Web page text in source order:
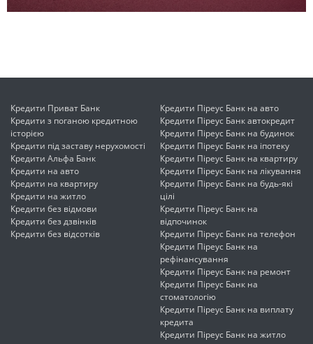
Кредити Приват Банк
Кредити з поганою кредитною
історією
Кредити під заставу нерухомості
Кредити Альфа Банк
Кредити на авто
Кредити на квартиру
Кредити на житло
Кредити без відмови
Кредити без дзвінків
Кредити без відсотків
Кредити Піреус Банк на авто
Кредити Піреус Банк автокредит
Кредити Піреус Банк на будинок
Кредити Піреус Банк на іпотеку
Кредити Піреус Банк на квартиру
Кредити Піреус Банк на лікування
Кредити Піреус Банк на будь-які
цілі
Кредити Піреус Банк на
відпочинок
Кредити Піреус Банк на телефон
Кредити Піреус Банк на
рефінансування
Кредити Піреус Банк на ремонт
Кредити Піреус Банк на
стоматологію
Кредити Піреус Банк на виплату
кредита
Кредити Піреус Банк на житло